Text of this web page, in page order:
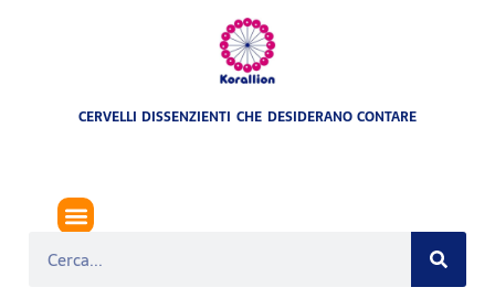
CERVELLI DISSENZIENTI CHE DESIDERANO CONTARE